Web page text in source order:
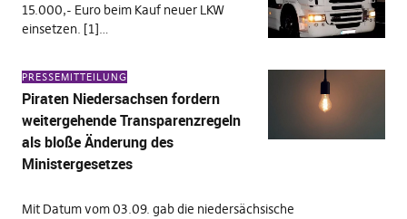
15.000,- Euro beim Kauf neuer LKW
einsetzen. [1]…
PRESSEMITTEILUNG
Piraten Niedersachsen fordern
weitergehende Transparenzregeln
als bloße Änderung des
Ministergesetzes
Mit Datum vom 03.09. gab die niedersächsische